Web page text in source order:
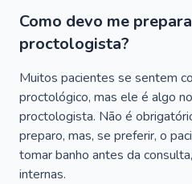
Como devo me
proctologista?
Muitos pacientes se sentem
proctológico, mas ele é algo
proctologista. Não é
preparo, mas, se preferir, o
tomar banho antes da
internas.